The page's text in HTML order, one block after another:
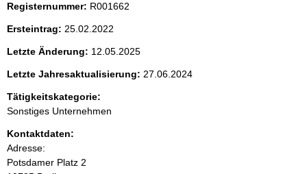
i
t
e
n
i
n
Registernummer: R001662
Ersteintrag: 25.02.2022
Letzte Änderung: 12.05.2025
Letzte Jahresaktualisierung: 27.06.2024
Tätigkeitskategorie:
Sonstiges Unternehmen
Kontaktdaten:
Adresse:
Potsdamer Platz 2